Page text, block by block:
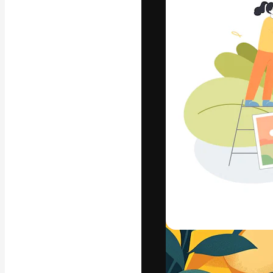
La
migliori lavori.
creativi,
Italiano
Copyright © 2010-